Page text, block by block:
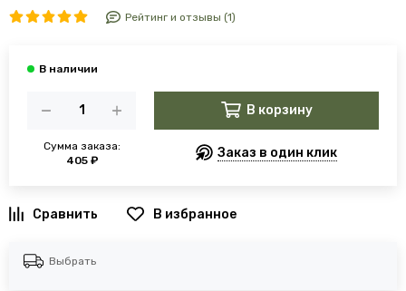
Рейтинг и отзывы (1)
Сумма заказа:
405 ₽
В корзину
Заказ в один клик
В избранное
Выбрать